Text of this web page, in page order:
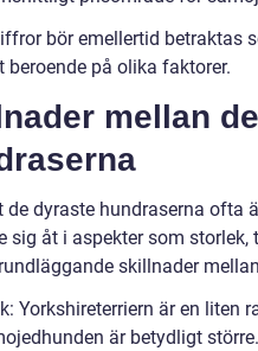
bör emellertid betraktas
beroende på olika faktorer.
mellan
de dyraste hundraserna ofta
sig åt i aspekter som
skillnader
Yorkshireterriern är en liten
är betydligt större.